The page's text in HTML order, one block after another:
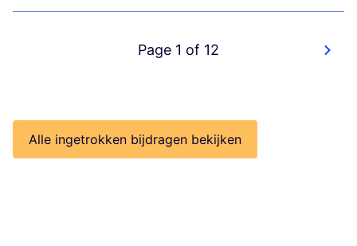
Page 1 of 12
Alle ingetrokken bijdragen bekijken